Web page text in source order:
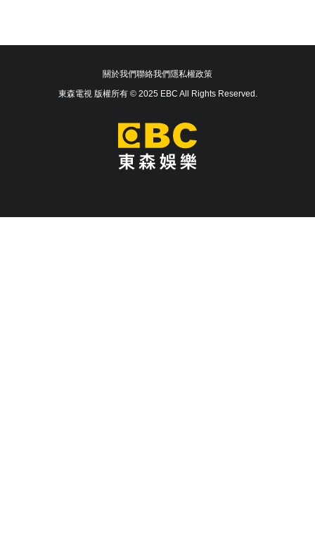
關於我們聯絡我們隱私權政策
東森電視 版權所有 © 2025 EBC All Rights Reserved.